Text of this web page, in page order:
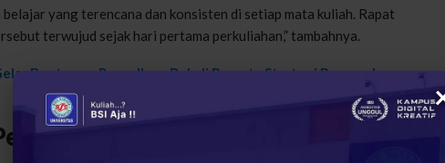
yang terencana dan konsisten di setiap mata kuliah. Rapat
terwujud sejak hari pertama perkuliahan,” tambahnya.
Bootcamp Ramadhan, Bekali Peserta Strategi Personal
Berkelanjutan